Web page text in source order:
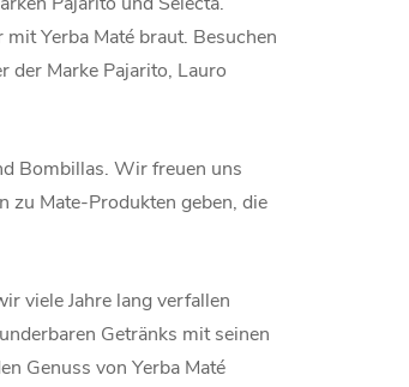
Yerba Maté braut. Besuchen
der Marke Pajarito, Lauro
Bombillas. Wir freuen uns
zu Mate-Produkten geben, die
viele Jahre lang verfallen
Getränks mit seinen
Genuss von Yerba Maté